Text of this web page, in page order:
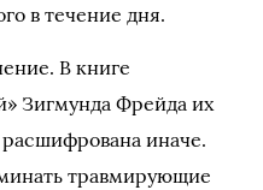
в течение дня.
В книге
Зигмунда Фрейда их
иначе.
травмирующие